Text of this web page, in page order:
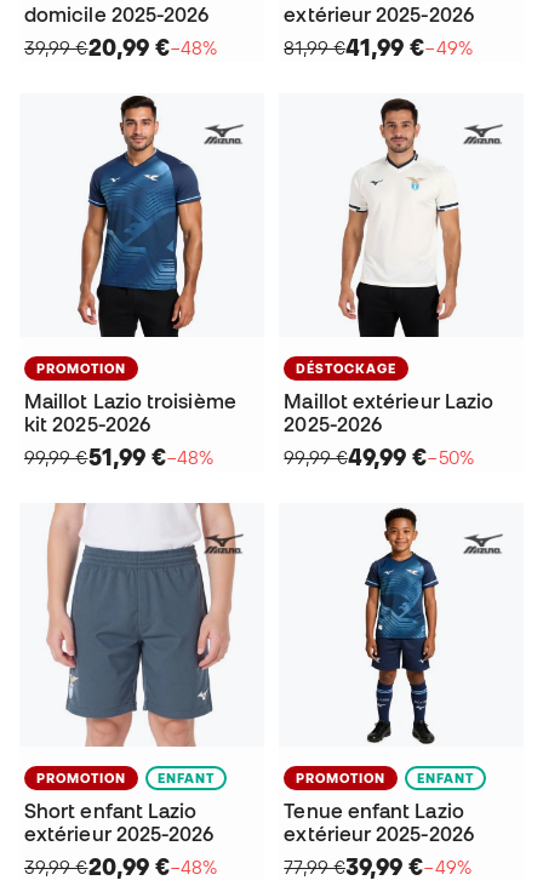
domicile 2025-2026
39,99 €20,99 €−48%
extérieur 2025-2026
81,99 €41,99 €−49%
PROMOTION
Maillot Lazio troisième
kit 2025-2026
99,99 €51,99 €−48%
DÉSTOCKAGE
Maillot extérieur Lazio
2025-2026
99,99 €49,99 €−50%
PROMOTION ENFANT
Short enfant Lazio
extérieur 2025-2026
39,99 €20,99 €−48%
PROMOTION ENFANT
Tenue enfant Lazio
extérieur 2025-2026
77,99 €39,99 €−49%